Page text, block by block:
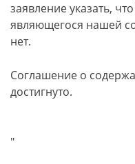
заявление указать,
являющегося нашей
нет.
Соглашение о
достигнуто.
"